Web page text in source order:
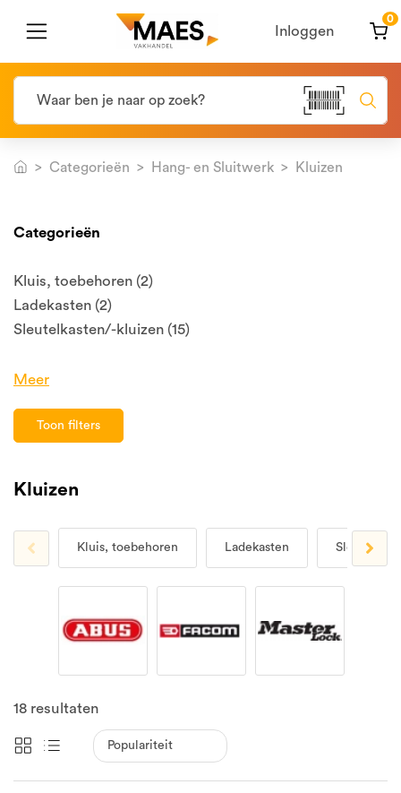
Inloggen
0
Categorieën Hang- en Sluitwerk Kluizen
Categorieën
Kluis, toebehoren (2)
Ladekasten (2)
Sleutelkasten/-kluizen (15)
Meer
Toon filters
Kluizen
Kluis, toebehoren Ladekasten
18 resultaten